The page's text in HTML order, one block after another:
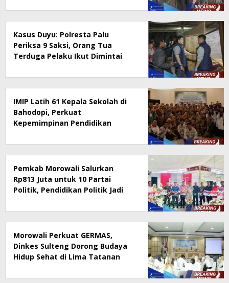
Kasus Duyu: Polresta Palu
Periksa 9 Saksi, Orang Tua
Terduga Pelaku Ikut Dimintai
Berlangsung
IMIP Latih 61 Kepala Sekolah di
Bahodopi, Perkuat
Kepemimpinan Pendidikan
Pemkab Morowali Salurkan
Rp813 Juta untuk 10 Partai
Politik, Pendidikan Politik Jadi
Morowali Perkuat GERMAS,
Dinkes Sulteng Dorong Budaya
Hidup Sehat di Lima Tatanan